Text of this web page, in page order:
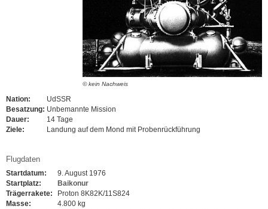
© kein Nachweis
Nation:
UdSSR
Besatzung: Unbemannte Mission
Dauer:
14 Tage
Ziele:
Landung auf dem Mond mit Probenrückführung
Flugdaten
Startdatum:
9. August 1976
Startplatz:
Baikonur
Trägerrakete:
Proton 8K82K/11S824
Masse:
4.800 kg